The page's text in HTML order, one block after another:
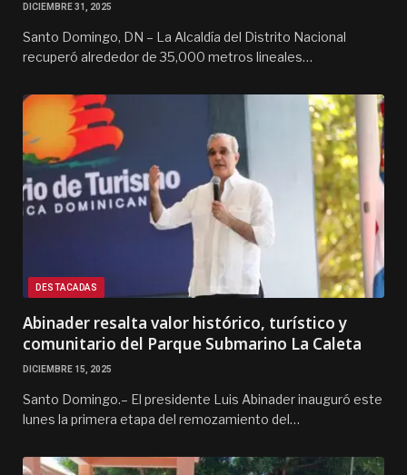
DICIEMBRE 31, 2025
Santo Domingo, DN – La Alcaldía del Distrito Nacional
recuperó alrededor de 35,000 metros lineales…
DESTACADAS
Abinader resalta valor histórico, turístico y
comunitario del Parque Submarino La Caleta
DICIEMBRE 15, 2025
Santo Domingo.– El presidente Luis Abinader inauguró este
lunes la primera etapa del remozamiento del…